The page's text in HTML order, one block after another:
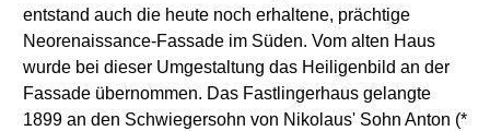
entstand auch die heute noch erhaltene, prächtige
Neorenaissance-Fassade im Süden. Vom alten Haus
wurde bei dieser Umgestaltung das Heiligenbild an der
Fassade übernommen. Das Fastlingerhaus gelangte
1899 an den Schwiegersohn von Nikolaus' Sohn Anton (*